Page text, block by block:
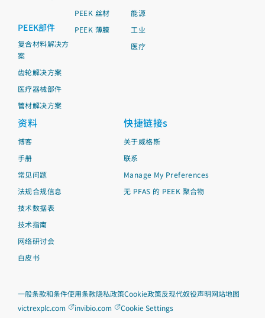
PEEK部件
复合材料解决方
案
齿轮解决方案
医疗器械部件
管材解决方案
PEEK 丝材
PEEK 薄膜
能源
工业
医疗
资料
博客
手册
常见问题
法规合规信息
技术数据表
技术指南
网络研讨会
白皮书
快捷链接s
关于威格斯
联系
Manage My Preferences
无 PFAS 的 PEEK 聚合物
一般条款和条件使用条款隐私政策Cookie政策反现代奴役声明网站地图
victrexplc.com
invibio.com Cookie Settings